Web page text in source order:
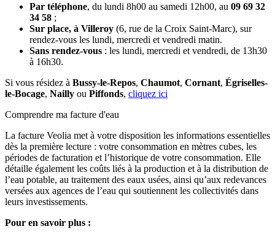
Par téléphone, du lundi 8h00 au samedi 12h00, au 09 69 32
34 58 ;
Sur place, à Villeroy (6, rue de la Croix Saint-Marc), sur
rendez-vous les lundi, mercredi et vendredi matin.
Sans rendez-vous : les lundi, mercredi et vendredi, de 13h30
à 16h30.
Si vous résidez à Bussy-le-Repos, Chaumot, Cornant, Égriselles-
le-Bocage, Nailly ou Piffonds, cliquez ici
Comprendre ma facture d'eau
La facture Veolia met à votre disposition les informations essentielles
dès la première lecture : votre consommation en mètres cubes, les
périodes de facturation et l’historique de votre consommation. Elle
détaille également les coûts liés à la production et à la distribution de
l’eau potable, au traitement des eaux usées, ainsi qu’aux redevances
versées aux agences de l’eau qui soutiennent les collectivités dans
leurs investissements.
Pour en savoir plus :